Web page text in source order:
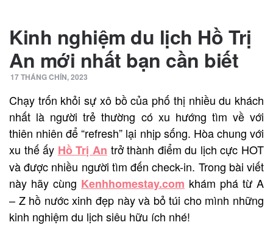
Kinh nghiệm du lịch Hồ Trị
An mới nhất bạn cần biết
17 THÁNG CHÍN, 2023
Chạy trốn khỏi sự xô bồ của phố thị nhiều du khách
nhất là người trẻ thường có xu hướng tìm về với
thiên nhiên để “refresh” lại nhịp sống. Hòa chung với
xu thế ấy Hồ Trị An trở thành điểm du lịch cực HOT
và được nhiều người tìm đến check-in. Trong bài viết
này hãy cùng Kenhhomestay.com khám phá từ A
– Z hồ nước xinh đẹp này và bỏ túi cho mình những
kinh nghiệm du lịch siêu hữu ích nhé!